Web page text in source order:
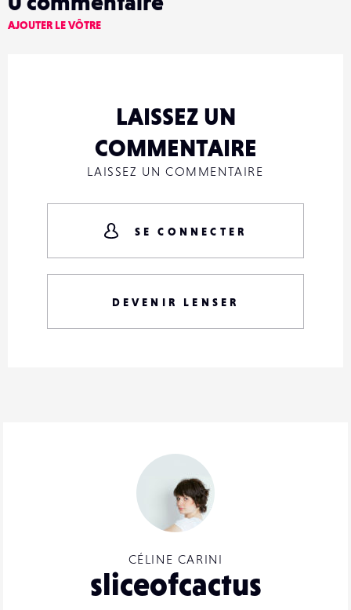
CÉLINE CARINI
sliceofcactus
AJOUTER LE VÔTRE
LAISSEZ UN
COMMENTAIRE
LAISSEZ UN COMMENTAIRE
SE CONNECTER
DEVENIR LENSER